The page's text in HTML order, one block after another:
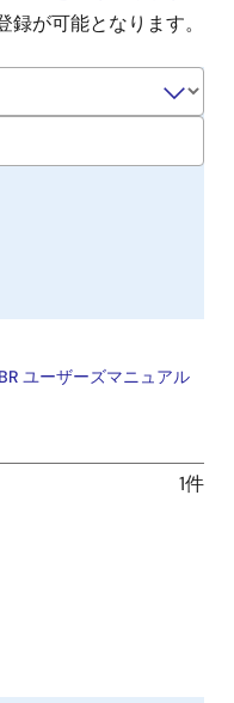
録が可能となります。
ユーザーズマニュアル
1件